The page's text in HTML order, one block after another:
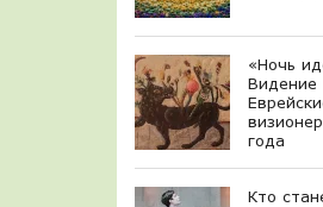
«Ночь
Видение
года
Кто